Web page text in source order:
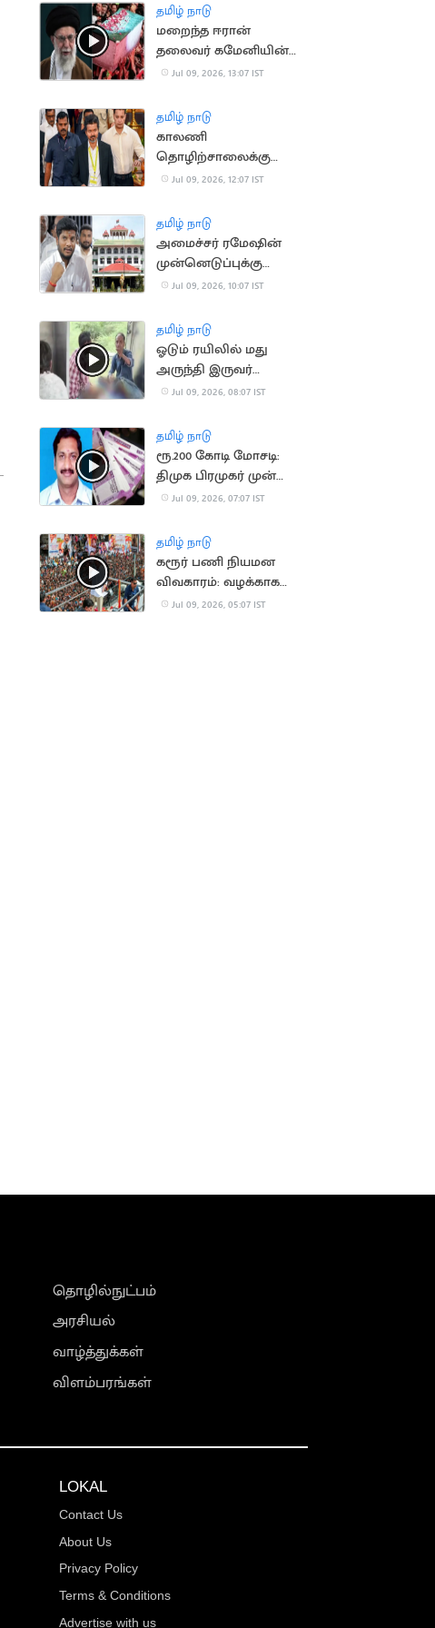
தமிழ் நாடு
மறைந்த ஈரான்
தலைவர் கமேனியின்
இறுதி ஊர்வலம்
Jul 09, 2026, 13:07 IST
தமிழ் நாடு
காலணி
தொழிற்சாலைக்கு
நாளை அடிக்கல்
Jul 09, 2026, 12:07 IST
தமிழ் நாடு
அமைச்சர் ரமேஷின்
முன்னெடுப்புக்கு
நீதிமன்றம் வரவேற்பு
Jul 09, 2026, 10:07 IST
தமிழ் நாடு
ஓடும் ரயிலில் மது
அருந்தி இருவர்
அட்டகாசம்: பயணிகள்
Jul 09, 2026, 08:07 IST
தமிழ் நாடு
ரூ.200 கோடி மோசடி:
திமுக பிரமுகர் முன்
ஜாமீன் தள்ளுபடி
Jul 09, 2026, 07:07 IST
தமிழ் நாடு
கரூர் பணி நியமன
விவகாரம்: வழக்காக
விசாரிக்க
Jul 09, 2026, 05:07 IST
தொழில்நுட்பம்
அரசியல்
வாழ்த்துக்கள்
விளம்பரங்கள்
LOKAL
Contact Us
About Us
Privacy Policy
Terms & Conditions
Advertise with us